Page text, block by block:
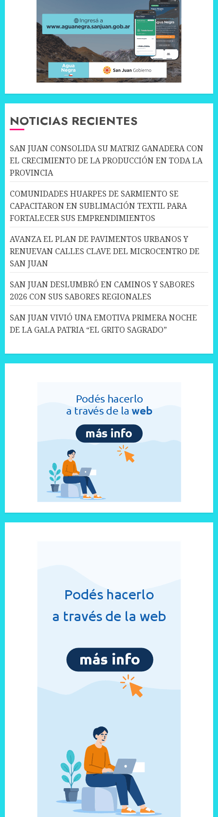
NOTICIAS RECIENTES
SAN JUAN CONSOLIDA SU MATRIZ GANADERA CON
EL CRECIMIENTO DE LA PRODUCCIÓN EN TODA LA
PROVINCIA
COMUNIDADES HUARPES DE SARMIENTO SE
CAPACITARON EN SUBLIMACIÓN TEXTIL PARA
FORTALECER SUS EMPRENDIMIENTOS
AVANZA EL PLAN DE PAVIMENTOS URBANOS Y
RENUEVAN CALLES CLAVE DEL MICROCENTRO DE
SAN JUAN
SAN JUAN DESLUMBRÓ EN CAMINOS Y SABORES
2026 CON SUS SABORES REGIONALES
SAN JUAN VIVIÓ UNA EMOTIVA PRIMERA NOCHE
DE LA GALA PATRIA “EL GRITO SAGRADO”